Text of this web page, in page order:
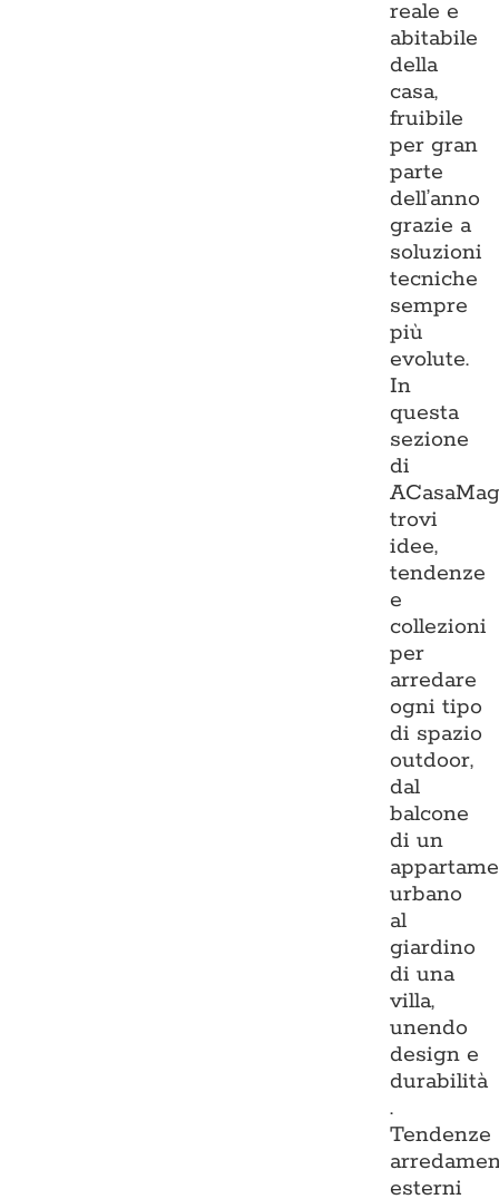
reale e
abitabile
della
casa,
fruibile
per gran
parte
dell’anno
grazie a
soluzioni
tecniche
sempre
più
evolute.
In
questa
sezione
di
trovi
idee,
tendenze
e
collezioni
per
arredare
ogni tipo
di spazio
outdoor,
dal
balcone
di un
urbano
al
giardino
di una
villa,
unendo
design e
durabilità
.
Tendenze
esterni